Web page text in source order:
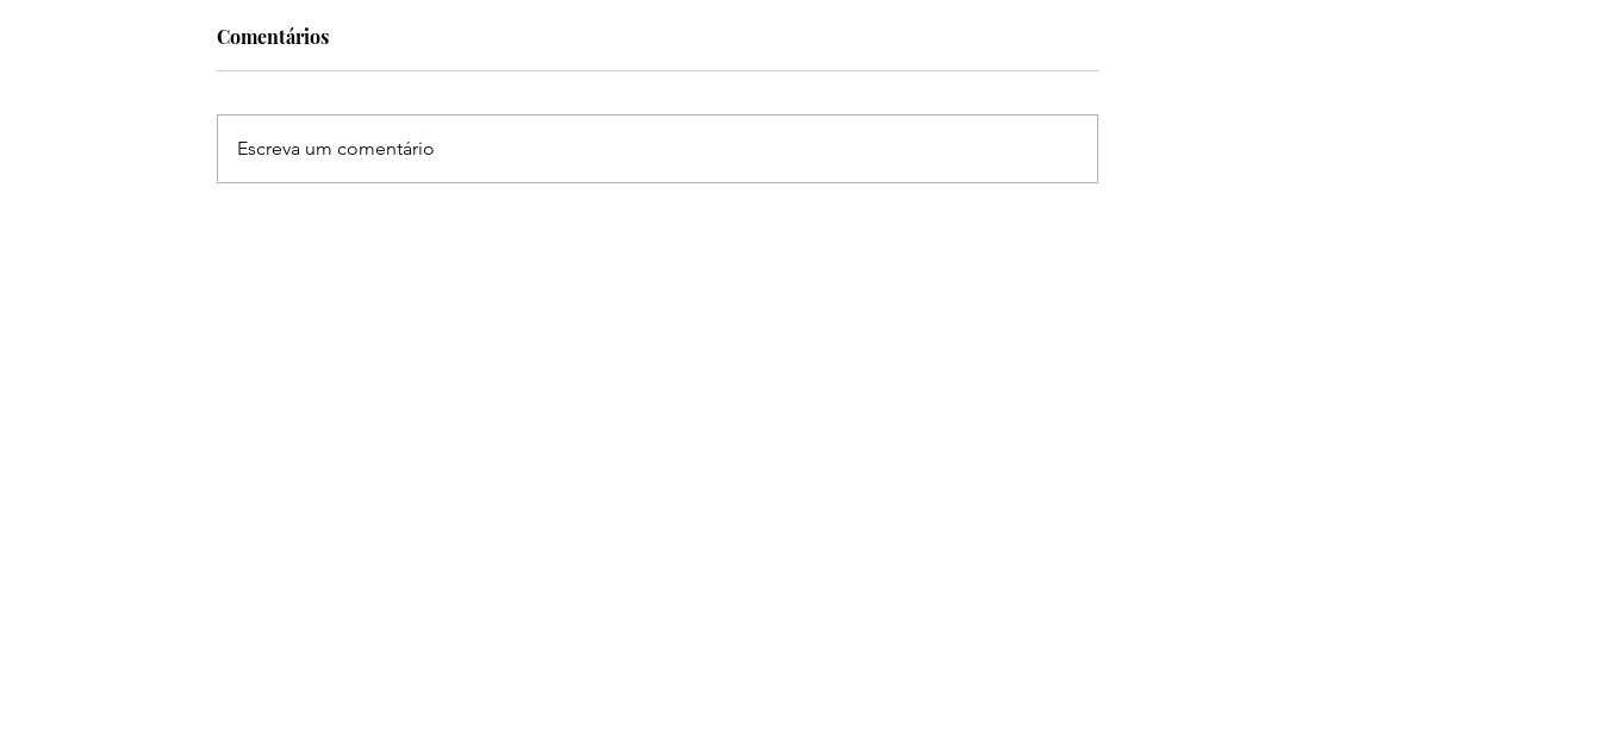
Comentários
Escreva um comentário